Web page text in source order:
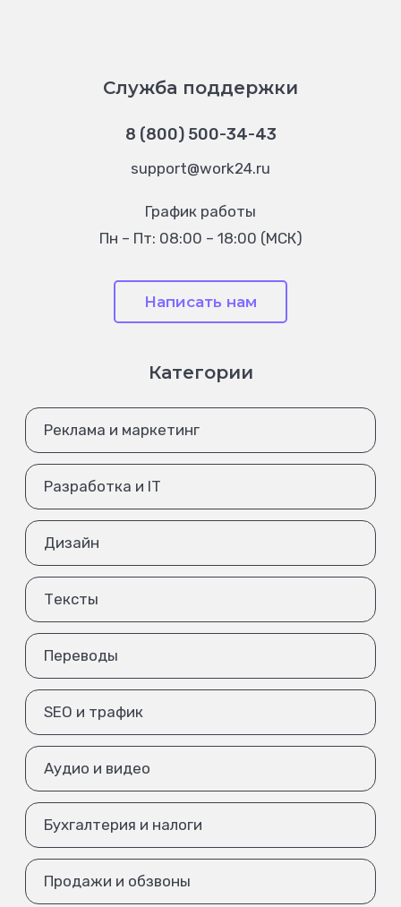
Служба поддержки
8 (800) 500-34-43
support@work24.ru
График работы
Пн – Пт: 08:00 – 18:00 (МСК)
Написать нам
Категории
Реклама и маркетинг
Разработка и IT
Дизайн
Тексты
Переводы
SEO и трафик
Аудио и видео
Бухгалтерия и налоги
Продажи и обзвоны